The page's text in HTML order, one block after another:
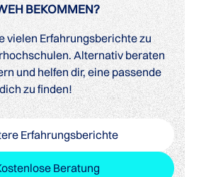
BEKOMMEN?
vielen Erfahrungsberichte zu
Alternativ beraten
und helfen dir, eine passende
zu finden!
Erfahrungsberichte
Beratung